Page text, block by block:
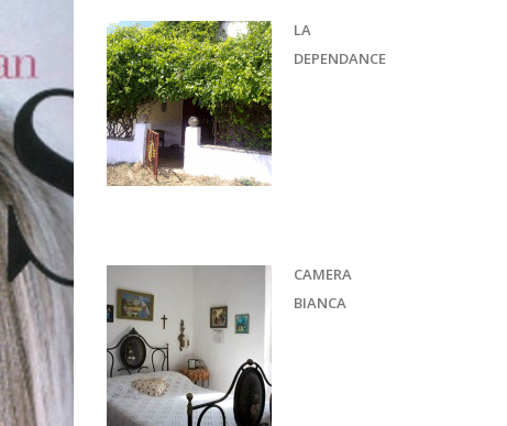
LA
DEPENDANCE
CAMERA
BIANCA